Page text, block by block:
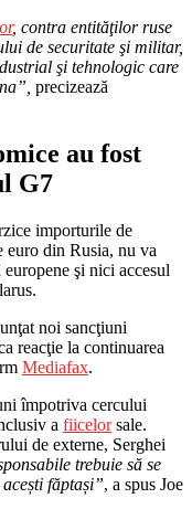
, contra entităţilor ruse
de securitate şi militar,
şi tehnologic care
precizează
au fost
G7
importurile de
euro din Rusia, nu va
şi nici accesul
noi sancţiuni
reacţie la continuarea
Mediafax.
împotriva cercului
a fiicelorsale.
de externe, Serghei
trebuie să se
făptași”, a spus Joe